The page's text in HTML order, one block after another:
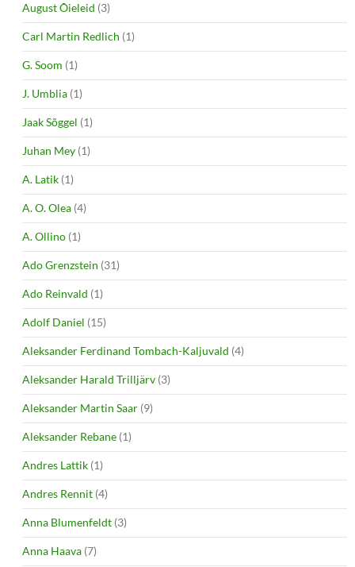
August Õieleid (3)
Carl Martin Redlich (1)
G. Soom (1)
J. Umblia (1)
Jaak Sõggel (1)
Juhan Mey (1)
A. Latik (1)
A. O. Olea (4)
A. Ollino (1)
Ado Grenzstein (31)
Ado Reinvald (1)
Adolf Daniel (15)
Aleksander Ferdinand Tombach-Kaljuvald (4)
Aleksander Harald Trilljärv (3)
Aleksander Martin Saar (9)
Aleksander Rebane (1)
Andres Lattik (1)
Andres Rennit (4)
Anna Blumenfeldt (3)
Anna Haava (7)